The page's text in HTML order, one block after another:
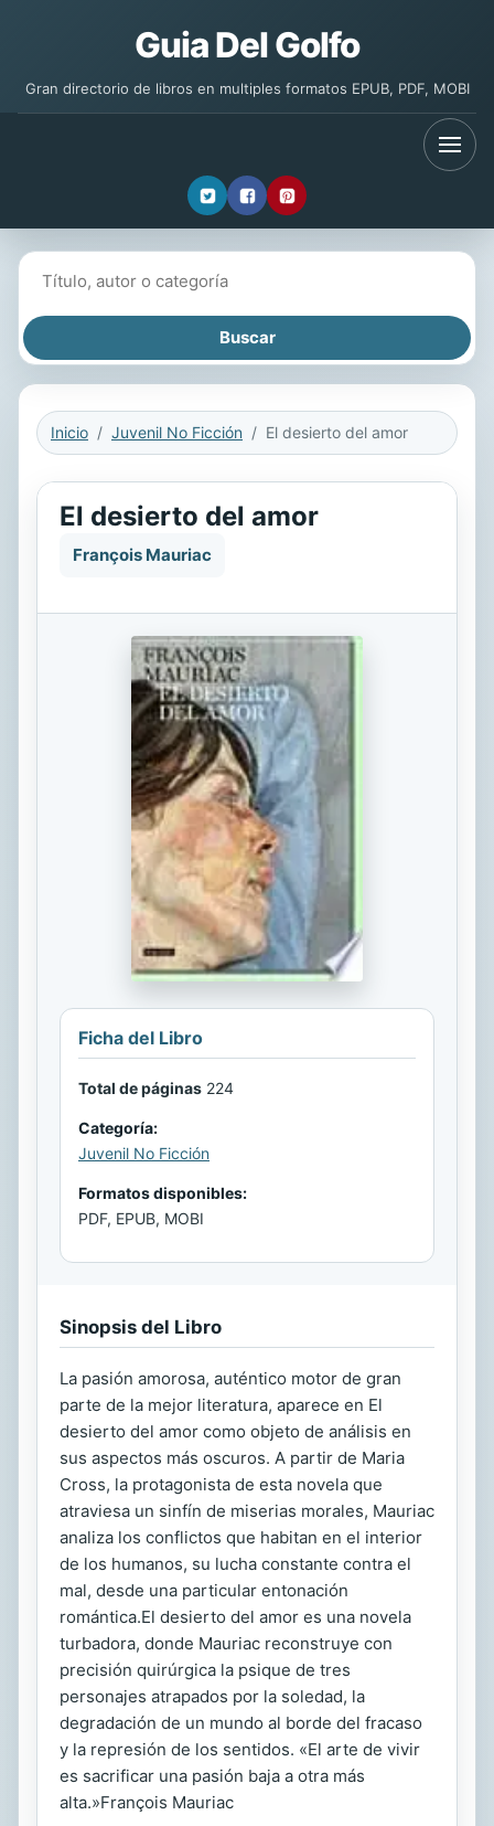
Guia Del Golfo
Gran directorio de libros en multiples formatos EPUB, PDF, MOBI
Inicio Juvenil No Ficción El desierto del amor
El desierto del amor
François Mauriac
Ficha del Libro
Total de páginas 224
Categoría:
Juvenil No Ficción
Formatos disponibles:
PDF, EPUB, MOBI
Sinopsis del Libro
La pasión amorosa, auténtico motor de gran
parte de la mejor literatura, aparece en El
desierto del amor como objeto de análisis en
sus aspectos más oscuros. A partir de Maria
Cross, la protagonista de esta novela que
atraviesa un sinfín de miserias morales, Mauriac
analiza los conflictos que habitan en el interior
de los humanos, su lucha constante contra el
mal, desde una particular entonación
romántica.El desierto del amor es una novela
turbadora, donde Mauriac reconstruye con
precisión quirúrgica la psique de tres
personajes atrapados por la soledad, la
degradación de un mundo al borde del fracaso
y la represión de los sentidos. «El arte de vivir
es sacrificar una pasión baja a otra más
alta.»François Mauriac